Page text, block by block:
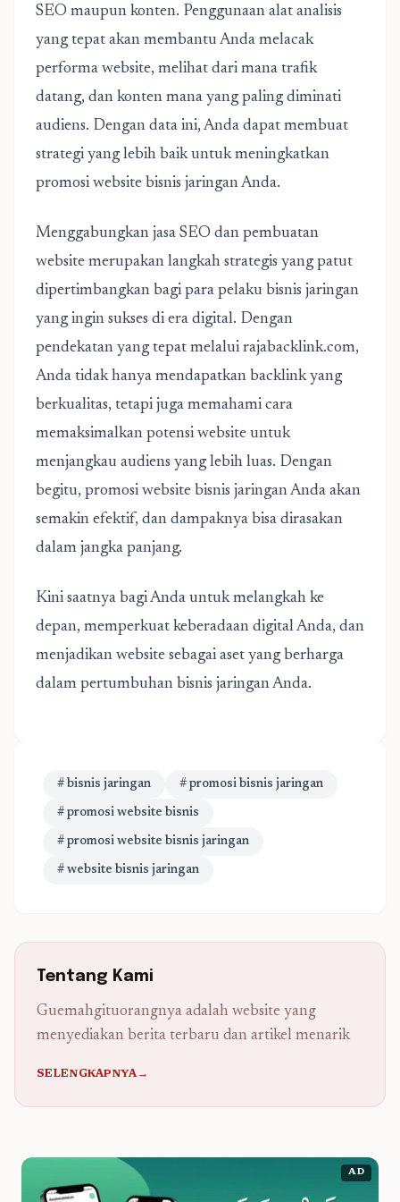
SEO maupun konten. Penggunaan alat analisis
yang tepat akan membantu Anda melacak
performa website, melihat dari mana trafik
datang, dan konten mana yang paling diminati
audiens. Dengan data ini, Anda dapat membuat
strategi yang lebih baik untuk meningkatkan
promosi website bisnis jaringan Anda.
Menggabungkan jasa SEO dan pembuatan
website merupakan langkah strategis yang patut
dipertimbangkan bagi para pelaku bisnis jaringan
yang ingin sukses di era digital. Dengan
pendekatan yang tepat melalui rajabacklink.com,
Anda tidak hanya mendapatkan backlink yang
berkualitas, tetapi juga memahami cara
memaksimalkan potensi website untuk
menjangkau audiens yang lebih luas. Dengan
begitu, promosi website bisnis jaringan Anda akan
semakin efektif, dan dampaknya bisa dirasakan
dalam jangka panjang.
Kini saatnya bagi Anda untuk melangkah ke
depan, memperkuat keberadaan digital Anda, dan
menjadikan website sebagai aset yang berharga
dalam pertumbuhan bisnis jaringan Anda.
# bisnis jaringan # promosi bisnis jaringan
# promosi website bisnis
# promosi website bisnis jaringan
# website bisnis jaringan
Tentang Kami
Guemahgituorangnya adalah website yang
menyediakan berita terbaru dan artikel menarik
SELENGKAPNYA→
AD